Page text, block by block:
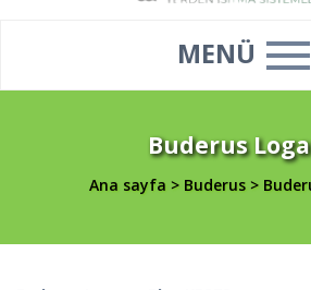
MENÜ
Buderus
Ana sayfa > Buderus >